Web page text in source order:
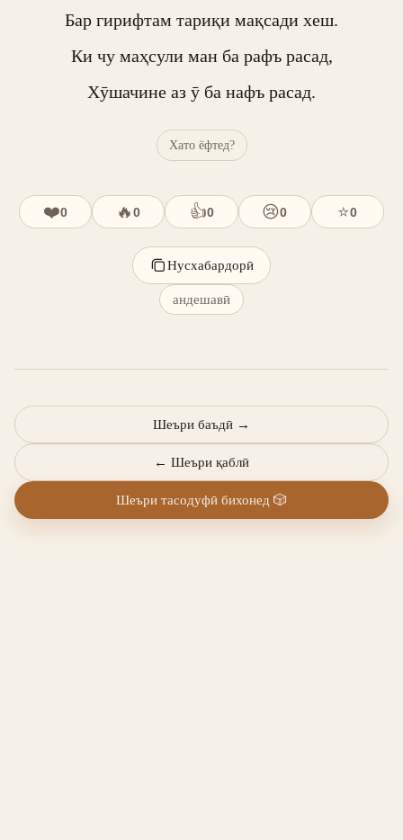
Бар гирифтам тариқи мақсади хеш.
Ки чу маҳсули ман ба рафъ расад,
Хӯшачине аз ӯ ба нафъ расад.
Хато ёфтед?
❤️0 🔥0 👍0 😢0 ⭐0
Нусхабардорӣ
андешавӣ
← Шеъри қаблӣ
Шеъри баъдӣ →
Шеъри тасодуфӣ бихонед 🎲